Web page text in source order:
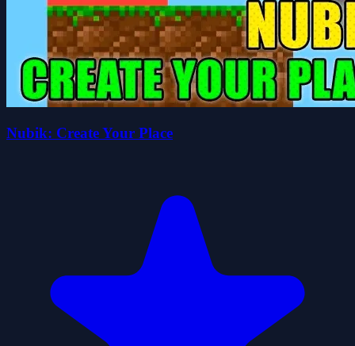
Nubik: Create Your Place